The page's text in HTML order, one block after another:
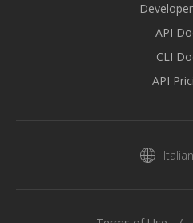
API
CLI
API